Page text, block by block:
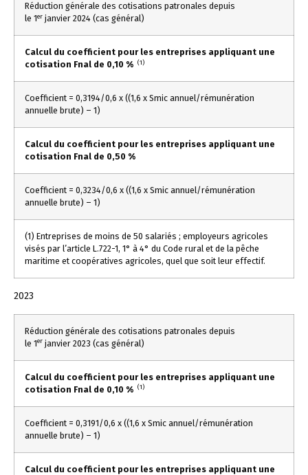
Réduction générale des cotisations patronales depuis
le 1er janvier 2024 (cas général)
Calcul du coefficient pour les entreprises appliquant une
cotisation Fnal de 0,10 % (1)
Coefficient = 0,3194/0,6 x ((1,6 x Smic annuel/rémunération
annuelle brute) – 1)
Calcul du coefficient pour les entreprises appliquant une
cotisation Fnal de 0,50 %
Coefficient = 0,3234/0,6 x ((1,6 x Smic annuel/rémunération
annuelle brute) – 1)
(1) Entreprises de moins de 50 salariés ; employeurs agricoles
visés par l’article L.722-1, 1° à 4° du Code rural et de la pêche
maritime et coopératives agricoles, quel que soit leur effectif.
2023
Réduction générale des cotisations patronales depuis
le 1er janvier 2023 (cas général)
Calcul du coefficient pour les entreprises appliquant une
cotisation Fnal de 0,10 % (1)
Coefficient = 0,3191/0,6 x ((1,6 x Smic annuel/rémunération
annuelle brute) – 1)
Calcul du coefficient pour les entreprises appliquant une